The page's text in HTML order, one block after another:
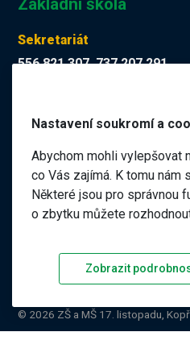
Základní škola
Sekretariát
556 821 307, 737 207 291
Název školy
Základní škola a Mateřská
Jičín, příspěvková organizace
© 2026 ZŠ a MŠ 17. listopadu,
Nastavení soukromí a
Abychom mohli vylepšovat
co Vás zajímá. K tomu nám
Některé jsou pro správnou
o zbytku můžete
Zobrazit